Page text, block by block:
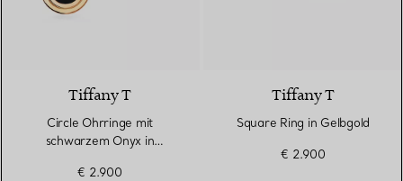
Tiffany T
Circle Ohrringe mit
schwarzem Onyx in
€ 2.900
Tiffany T
Square Ring in Gelbgold
€ 2.900